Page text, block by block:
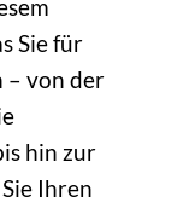
Sie für
– von der
hin zur
Ihren